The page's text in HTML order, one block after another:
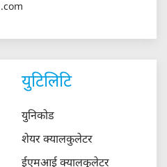
युटिलिटि
युनिकोड
शेयर क्यालकुलेटर
ईएमआई क्यालकुलेटर